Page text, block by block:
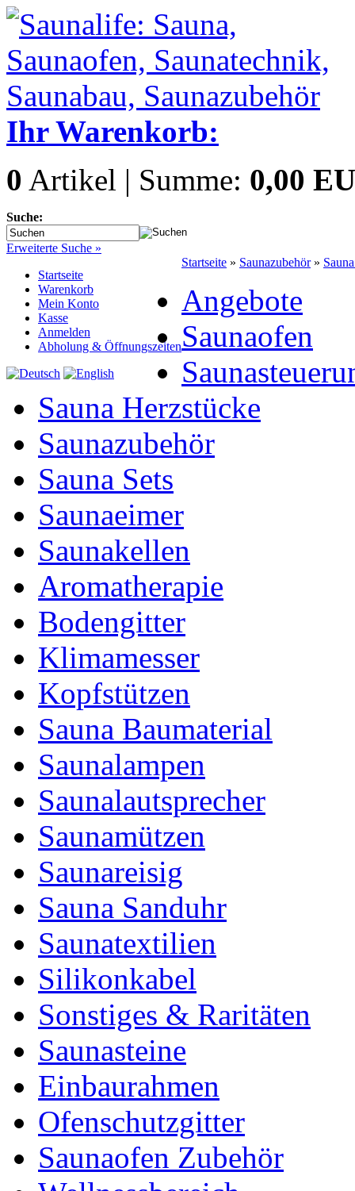
Ihr Warenkorb:
0 Artikel | Summe: 0,00
Suche:
Erweiterte Suche »
Startseite
Warenkorb
Mein Konto
Kasse
Anmelden
Abholung & Öffnungszeiten
Startseite » Saunazubehör»
Angebote
Saunaofen
Sauna Herzstücke
Saunazubehör
Sauna Sets
Saunaeimer
Saunakellen
Aromatherapie
Bodengitter
Klimamesser
Kopfstützen
Sauna Baumaterial
Saunalampen
Saunalautsprecher
Saunamützen
Saunareisig
Sauna Sanduhr
Saunatextilien
Silikonkabel
Sonstiges & Raritäten
Saunasteine
Einbaurahmen
Ofenschutzgitter
Saunaofen Zubehör